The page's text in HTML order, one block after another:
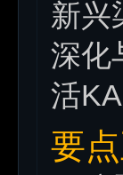
新兴
深化
活KA
要